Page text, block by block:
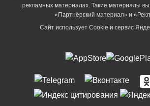
рекламных материалах. Такие материалы
«Партнёрский материал» и
Сайт использует Cookie и сервиc